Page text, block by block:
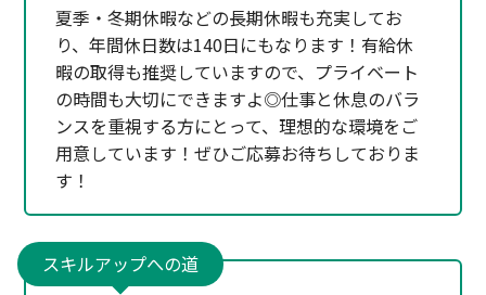
夏季・冬期休暇などの長期休暇も充実してお
り、年間休日数は140日にもなります！有給休
暇の取得も推奨していますので、プライベート
の時間も大切にできますよ◎仕事と休息のバラ
ンスを重視する方にとって、理想的な環境をご
用意しています！ぜひご応募お待ちしておりま
す！
スキルアップへの道